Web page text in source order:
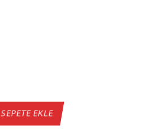
SEPETE EKLE